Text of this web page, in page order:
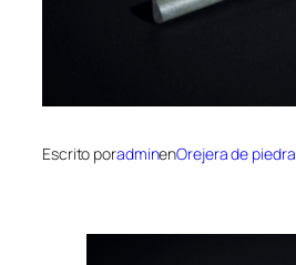
Escrito poradminenOrejera de piedra